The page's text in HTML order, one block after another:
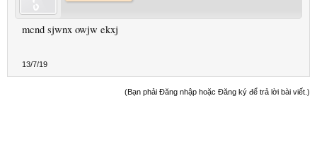
mcnd sjwnx owjw ekxj
13/7/19
(Bạn phải Đăng nhập hoặc Đăng ký để trả lời bài viết.)